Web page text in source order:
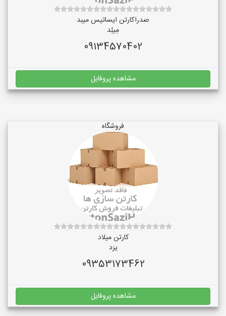
صدراکارتن ایساتیس میبد
مِیبُد
09134570402
مشاهده پروفایل
فروشگاه
کارتن میلاد
یزد
09353173462
مشاهده پروفایل